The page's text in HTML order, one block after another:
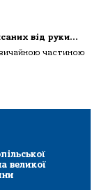
від руки…
частиною
великої